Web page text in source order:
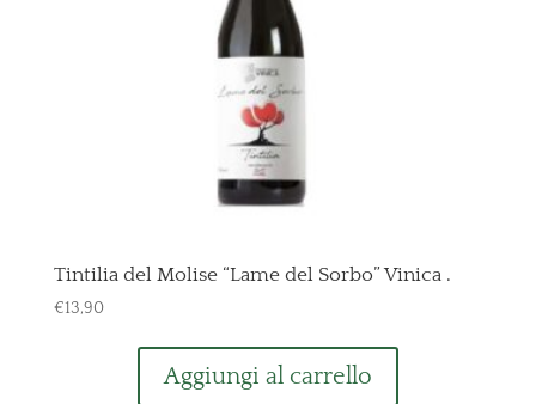
Tintilia del Molise “Lame del Sorbo” Vinica .
€13,90
Aggiungi al carrello